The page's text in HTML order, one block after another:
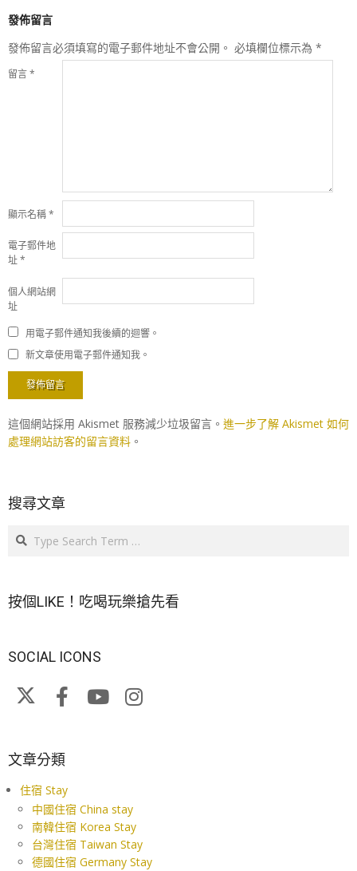
發佈留言
發佈留言必須填寫的電子郵件地址不會公開。 必填欄位標示為 *
留言*
顯示名稱*
電子郵件地
址*
個人網站網
址
用電子郵件通知我後續的迴響。
新文章使用電子郵件通知我。
這個網站採用 Akismet 服務減少垃圾留言。 進一步了解 Akismet 如何
處理網站訪客的留言資料 。
搜尋文章
Search
按個LIKE！吃喝玩樂搶先看
SOCIAL ICONS
文章分類
住宿 Stay
中國住宿 China stay
南韓住宿 Korea Stay
台灣住宿 Taiwan Stay
德國住宿 Germany Stay